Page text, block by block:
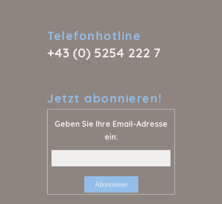
Telefonhotline
+43 (0) 5254 222 7
Jetzt abonnieren!
Geben Sie Ihre Email-Adresse
ein: